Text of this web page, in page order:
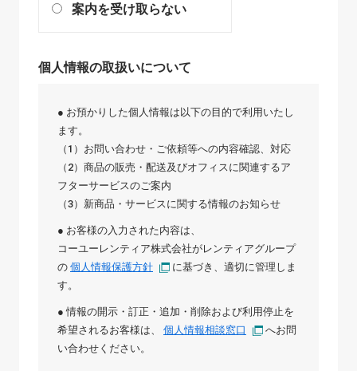
案内を受け取らない
個人情報の取扱いについて
● お預かりした個人情報は以下の目的で利用いたし
ます。
（1）お問い合わせ・ご依頼等への内容確認、対応
（2）商品の販売・配送及びオフィスに関連するア
フターサービスのご案内
（3）新商品・サービスに関する情報のお知らせ
● お客様の入力された内容は、
コーユーレンティア株式会社がレンティアグループ
の 個人情報保護方針
に基づき、適切に管理しま
す。
● 情報の開示・訂正・追加・削除および利用停止を
希望されるお客様は、 個人情報相談窓口
へお問
い合わせください。